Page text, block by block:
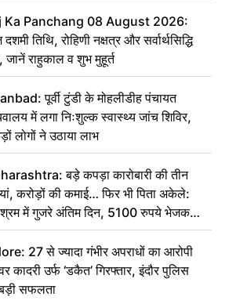
Ka Panchang 08 August 2026:
तिथि, रोहिणी नक्षत्र और सर्वार्थसिद्धि
जानें राहुकाल व शुभ मुहूर्त
पूर्वी टुंडी के मोहलीडीह पंचायत
में लगा निःशुल्क स्वास्थ्य जांच शिविर,
लोगों ने उठाया लाभ
बड़े कपड़ा कारोबारी की तीन
करोड़ों की कमाई… फिर भी पिता अकेले:
में गुजरे अंतिम दिन, 5100 रुपये भेजकर
अंतिम संस्कार कर दीजिए हम नहीं आ पाएंगे
27 से ज्यादा गंभीर अपराधों का आरोपी
कादरी उर्फ ‘डकैत’ गिरफ्तार, इंदौर पुलिस
सफलता